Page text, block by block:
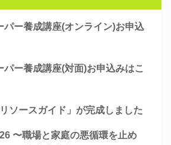
ー養成講座(オンライン)お申込
ー養成講座(対面)お申込みはこ
ソースガイド」が完成しました
〜職場と家庭の悪循環を止め